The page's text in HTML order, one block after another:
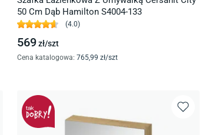
50 Cm Dąb Hamilton S4004-133
(4.0)
569zł/szt
Cena katalogowa: 765,99 zł/szt